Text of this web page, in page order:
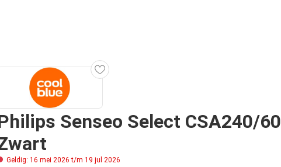
Senseo Select CSA240/60
Geldig: 16 mei 2026 t/m 19 jul 2026